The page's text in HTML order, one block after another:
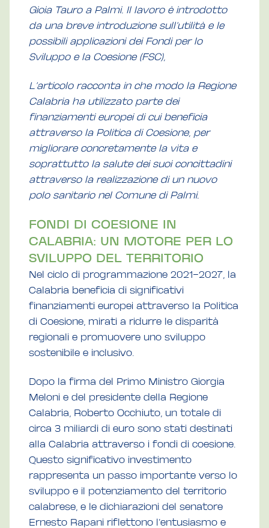
Gioia Tauro a Palmi. Il lavoro è introdotto
da una breve introduzione sull’utilità e le
possibili applicazioni dei Fondi per lo
Sviluppo e la Coesione (FSC),
L’articolo racconta in che modo la Regione
Calabria ha utilizzato parte dei
finanziamenti europei di cui beneficia
attraverso la Politica di Coesione, per
migliorare concretamente la vita e
soprattutto la salute dei suoi concittadini
attraverso la realizzazione di un nuovo
polo sanitario nel Comune di Palmi.
FONDI DI COESIONE IN
CALABRIA: UN MOTORE PER LO
SVILUPPO DEL TERRITORIO
Nel ciclo di programmazione 2021–2027, la
Calabria beneficia di significativi
finanziamenti europei attraverso la Politica
di Coesione, mirati a ridurre le disparità
regionali e promuovere uno sviluppo
sostenibile e inclusivo.
Dopo la firma del Primo Ministro Giorgia
Meloni e del presidente della Regione
Calabria, Roberto Occhiuto, un totale di
circa 3 miliardi di euro sono stati destinati
alla Calabria attraverso i fondi di coesione.
Questo significativo investimento
rappresenta un passo importante verso lo
sviluppo e il potenziamento del territorio
calabrese, e le dichiarazioni del senatore
Ernesto Rapani riflettono l’entusiasmo e